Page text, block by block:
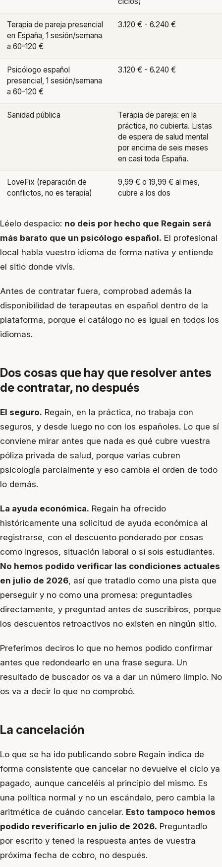
Terapia de pareja presencial
en España, 1 sesión/semana
a 60-120 €
3.120 € - 6.240 €
Psicólogo español
presencial, 1 sesión/semana
a 60-120 €
3.120 € - 6.240 €
Sanidad pública
Terapia de pareja: en la
práctica, no cubierta. Listas
de espera de salud mental
por encima de seis meses
en casi toda España.
LoveFix (reparación de
conflictos, no es terapia)
9,99 € o 19,99 € al mes,
cubre a los dos
Léelo despacio: no deis por hecho que Regain será
más barato que un psicólogo español. El profesional
local habla vuestro idioma de forma nativa y entiende
el sitio donde vivís.
Antes de contratar fuera, comprobad además la
disponibilidad de terapeutas en español dentro de la
plataforma, porque el catálogo no es igual en todos los
idiomas.
Dos cosas que hay que resolver antes
de contratar, no después
El seguro. Regain, en la práctica, no trabaja con
seguros, y desde luego no con los españoles. Lo que sí
conviene mirar antes que nada es qué cubre vuestra
póliza privada de salud, porque varias cubren
psicología parcialmente y eso cambia el orden de todo
lo demás.
La ayuda económica. Regain ha ofrecido
históricamente una solicitud de ayuda económica al
registrarse, con el descuento ponderado por cosas
como ingresos, situación laboral o si sois estudiantes.
No hemos podido verificar las condiciones actuales
en julio de 2026, así que tratadlo como una pista que
perseguir y no como una promesa: preguntadles
directamente, y preguntad antes de suscribiros, porque
los descuentos retroactivos no existen en ningún sitio.
Preferimos deciros lo que no hemos podido confirmar
antes que redondearlo en una frase segura. Un
resultado de buscador os va a dar un número limpio. No
os va a decir lo que no comprobó.
La cancelación
Lo que se ha ido publicando sobre Regain indica de
forma consistente que cancelar no devuelve el ciclo ya
pagado, aunque canceléis al principio del mismo. Es
una política normal y no un escándalo, pero cambia la
aritmética de cuándo cancelar. Esto tampoco hemos
podido reverificarlo en julio de 2026. Preguntadlo
por escrito y tened la respuesta antes de vuestra
próxima fecha de cobro, no después.